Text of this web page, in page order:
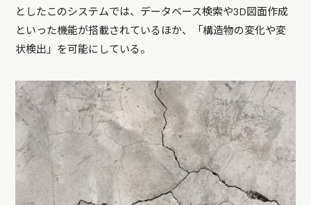
としたこのシステムでは、データベース検索や3D図面作成
といった機能が搭載されているほか、「構造物の変化や変
状検出」を可能にしている。